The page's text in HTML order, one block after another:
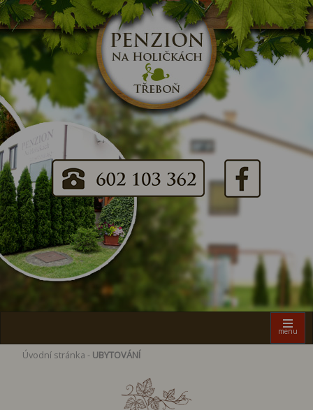
menu
Úvodní stránka - UBYTOVÁNÍ